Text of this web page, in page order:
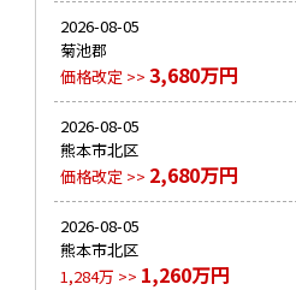
2026-08-05
菊池郡
価格改定 >> 3,680万円
2026-08-05
熊本市北区
価格改定 >> 2,680万円
2026-08-05
熊本市北区
1,284万 >> 1,260万円